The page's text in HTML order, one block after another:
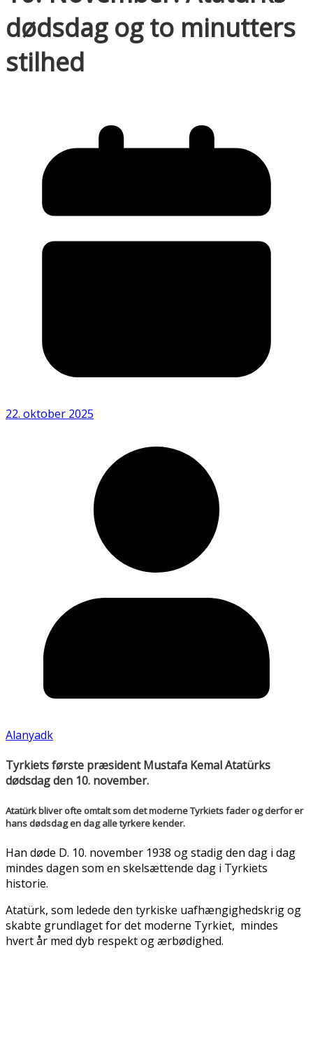
dødsdag og to minutters
stilhed
22. oktober 2025
Alanyadk
Tyrkiets første præsident Mustafa Kemal Atatürks
dødsdag den 10. november.
Atatürk bliver ofte omtalt som det moderne Tyrkiets fader og derfor er
hans dødsdag en dag alle tyrkere kender.
Han døde D. 10. november 1938 og stadig den dag i dag
mindes dagen som en skelsættende dag i Tyrkiets
historie.
Atatürk, som ledede den tyrkiske uafhængighedskrig og
skabte grundlaget for det moderne Tyrkiet, mindes
hvert år med dyb respekt og ærbødighed.